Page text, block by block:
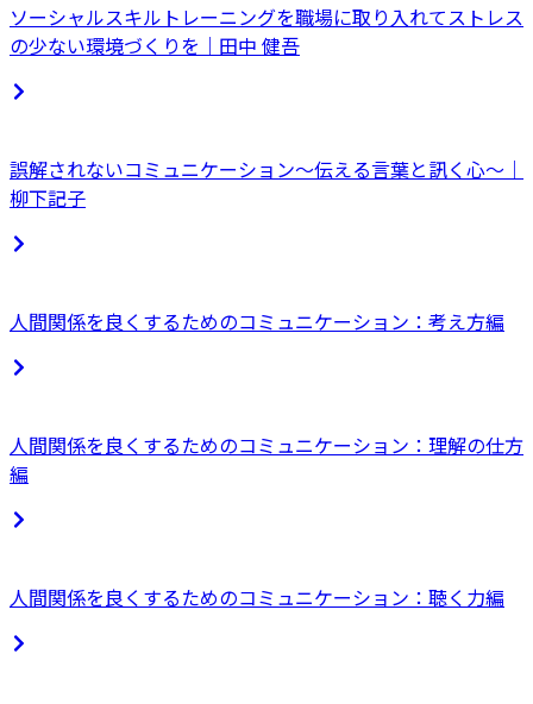
ソーシャルスキルトレーニングを職場に取り入れてストレス
の少ない環境づくりを｜田中 健吾
誤解されないコミュニケーション〜伝える言葉と訊く心〜｜
柳下記子
人間関係を良くするためのコミュニケーション：考え方編
人間関係を良くするためのコミュニケーション：理解の仕方
編
人間関係を良くするためのコミュニケーション：聴く力編